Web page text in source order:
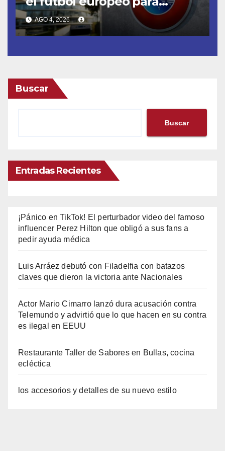
erradicar las demoras
AGO 4, 2026
Buscar
Buscar
Entradas Recientes
¡Pánico en TikTok! El perturbador video del famoso
influencer Perez Hilton que obligó a sus fans a
pedir ayuda médica
Luis Arráez debutó con Filadelfia con batazos
claves que dieron la victoria ante Nacionales
Actor Mario Cimarro lanzó dura acusación contra
Telemundo y advirtió que lo que hacen en su contra
es ilegal en EEUU
Restaurante Taller de Sabores en Bullas, cocina
ecléctica
los accesorios y detalles de su nuevo estilo